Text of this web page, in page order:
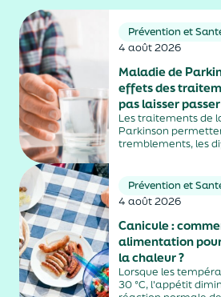
Prévention et
4 août 2026
Maladie de
effets des
pas laisser passer
Les traitements de
Parkinson
tremblements, les
parfois difficiles à
chez les personnes
EHPAD....
Prévention et
4 août 2026
Canicule :
alimentation
la chaleur ?
Lorsque les
30 °C, l'appétit